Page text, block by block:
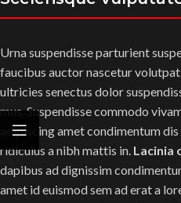
Urna suspendisse parturient
faucibus auctor nascetur
ultricies senectus dolor
mus. Suspendisse commodo
adipiscing amet condimentum
ridiculus a nibh mattis in. Lacinia
dapibus ad dignissim
amet id euismod sem ad erat a